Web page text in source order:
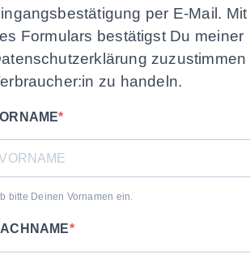
per E-Mail.
Formulars bestätigst Du meiner
zuzustimmen
zu handeln.
bitte Deinen Vornamen ein.